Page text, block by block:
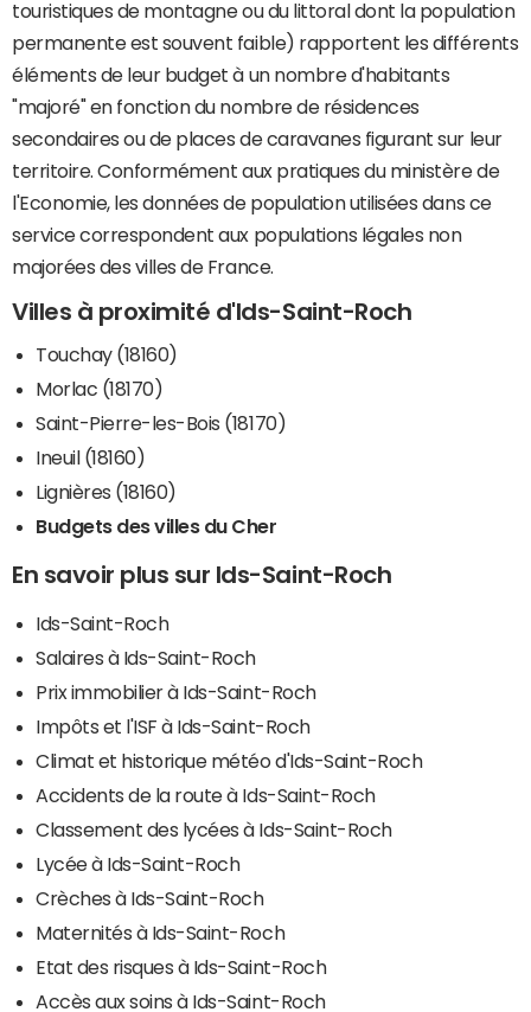
touristiques de montagne ou du littoral dont la population
permanente est souvent faible) rapportent les différents
éléments de leur budget à un nombre d'habitants
"majoré" en fonction du nombre de résidences
secondaires ou de places de caravanes figurant sur leur
territoire. Conformément aux pratiques du ministère de
l'Economie, les données de population utilisées dans ce
service correspondent aux populations légales non
majorées des villes de France.
Villes à proximité d'Ids-Saint-Roch
Touchay (18160)
Morlac (18170)
Saint-Pierre-les-Bois (18170)
Ineuil (18160)
Lignières (18160)
Budgets des villes du Cher
En savoir plus sur Ids-Saint-Roch
Ids-Saint-Roch
Salaires à Ids-Saint-Roch
Prix immobilier à Ids-Saint-Roch
Impôts et l'ISF à Ids-Saint-Roch
Climat et historique météo d'Ids-Saint-Roch
Accidents de la route à Ids-Saint-Roch
Classement des lycées à Ids-Saint-Roch
Lycée à Ids-Saint-Roch
Crèches à Ids-Saint-Roch
Maternités à Ids-Saint-Roch
Etat des risques à Ids-Saint-Roch
Accès aux soins à Ids-Saint-Roch